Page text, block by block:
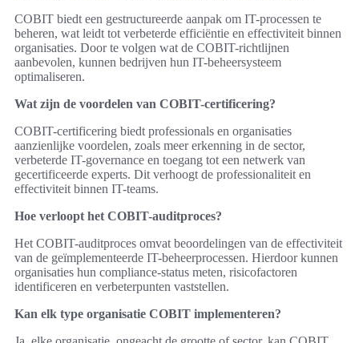
COBIT biedt een gestructureerde aanpak om IT-processen te
beheren, wat leidt tot verbeterde efficiëntie en effectiviteit binnen
organisaties. Door te volgen wat de COBIT-richtlijnen
aanbevolen, kunnen bedrijven hun IT-beheersysteem
optimaliseren.
Wat zijn de voordelen van COBIT-certificering?
COBIT-certificering biedt professionals en organisaties
aanzienlijke voordelen, zoals meer erkenning in de sector,
verbeterde IT-governance en toegang tot een netwerk van
gecertificeerde experts. Dit verhoogt de professionaliteit en
effectiviteit binnen IT-teams.
Hoe verloopt het COBIT-auditproces?
Het COBIT-auditproces omvat beoordelingen van de effectiviteit
van de geïmplementeerde IT-beheerprocessen. Hierdoor kunnen
organisaties hun compliance-status meten, risicofactoren
identificeren en verbeterpunten vaststellen.
Kan elk type organisatie COBIT implementeren?